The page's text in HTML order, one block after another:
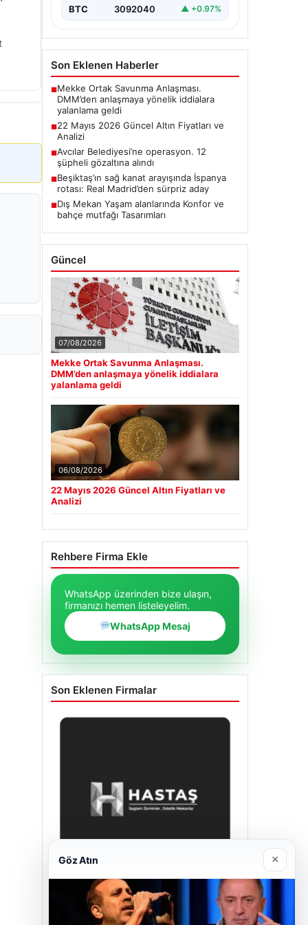
BTC 3092040 ▲ +0.97%
Son Eklenen Haberler
■Mekke Ortak Savunma Anlaşması.
DMM’den anlaşmaya yönelik iddialara
yalanlama geldi
■22 Mayıs 2026 Güncel Altın Fiyatları ve
Analizi
■Avcılar Belediyesi’ne operasyon. 12
şüpheli gözaltına alındı
■Beşiktaş’ın sağ kanat arayışında İspanya
rotası: Real Madrid’den sürpriz aday
■Dış Mekan Yaşam alanlarında Konfor ve
bahçe mutfağı Tasarımları
Güncel
07/08/2026
Mekke Ortak Savunma Anlaşması.
DMM’den anlaşmaya yönelik iddialara
yalanlama geldi
06/08/2026
22 Mayıs 2026 Güncel Altın Fiyatları ve
Analizi
Rehbere Firma Ekle
WhatsApp üzerinden bize ulaşın,
firmanızı hemen listeleyelim.
WhatsApp Mesaj
Son Eklenen Firmalar
Hastaş Beton
Göz Atın ×